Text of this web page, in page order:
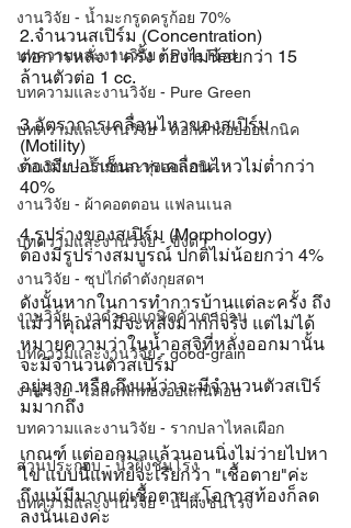
งานวิจัย - น้ำมะกรูดครูก้อย 70%
บทความและงานวิจัย - Pure Red
บทความและงานวิจัย - Pure Green
บทความและงานวิจัย - ดอกคำฝอยออแกนิค
งานวิจัย - น้ำมันละหุ่งออแกนิค
งานวิจัย - ผ้าคอตตอน แฟลนเนล
บทความและงานวิจัย - ขิงดำ
งานวิจัย - ซุปไก่ดำตังกุยสดฯ
งานวิจัย - งาดำออแกนิคคั่วเตาถ่าน
บทความและงานวิจัย - good-grain
งานวิจัย - เมล็ดฟักทองออแกนิคอบ
บทความและงานวิจัย - รากปลาไหลเผือก
ส่วนประกอบ - น้ำผึ้งชันโรง
บทความและงานวิจัย - น้ำผึ้งชันโรง
2.จำนวนสเปิร์ม (Concentration)
ต่อการหลั่ง 1 ครั้ง ต้องไม่น้อยกว่า 15
ล้านตัวต่อ 1 cc.
3.อัตราการเคลื่อนไหวของสเปิร์ม
(Motility)
ต้องมีเปอร์เซ็นการเคลื่อนไหวไม่ต่ำกว่า
40%
4.รูปร่างของสเปิร์ม (Morphology)
ต้องมีรูปร่างสมบูรณ์ ปกติไม่น้อยกว่า 4%
ดังนั้นหากในการทำการบ้านแต่ละครั้ง ถึง
แม้ว่าคุณสามีจะหลั่งมากก็จริง แต่ไม่ได้
หมายความว่าในน้ำอสุจิที่หลั่งออกมานั้น
จะมีจำนวนตัวสเปิร์ม
อยู่มาก หรือ ถึงแม้ว่าจะมีจำนวนตัวสเปิร์
มมากถึง
เกณฑ์ แต่ออกมาแล้วนอนนิ่งไม่ว่ายไปหา
ไข่ แบบนี้แพทย์จะเรียกว่า "เชื้อตาย"ค่ะ
ถึงแม้มีมากแต่เชื้อตาย...โอกาสท้องก็ลด
ลงนั่นเองค่ะ